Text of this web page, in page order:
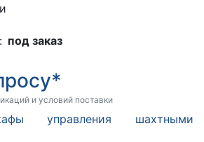
под заказ
и условий поставки
управления шахтными